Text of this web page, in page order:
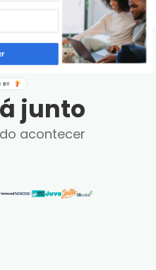
junto
acontecer
BY